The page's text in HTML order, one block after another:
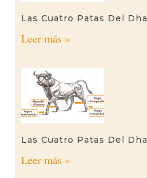
Las Cuatro Patas Del
Leer más »
Las Cuatro Patas Del
Leer más »